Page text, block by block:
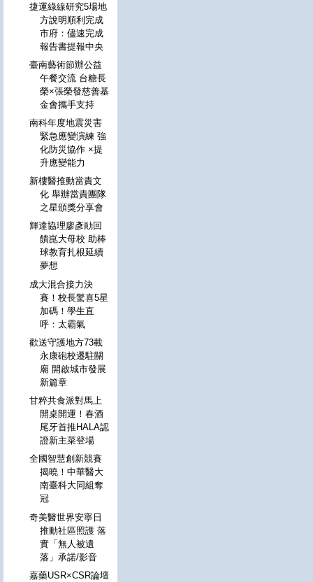
捷運綠線研究5場地
方說明順利完成
市府：儘速完成
報告書提報中央
臺南藝術節辦公益
午餐交流 台糖長
榮×張榮發慈善基
金會攜手支持
南科年度地震災害
緊急應變演練 強
化防災協作 ×提
升應變能力
新樓醫推動當責文
化 舉辦當責團隊
之星頒獎分享會
輝達協理廖彥勛回
饋崑大母校 助棒
球教育扎根延續
夢想
成大混合接力決
賽！校長驚喜5星
加碼！學生直
呼：太霸氣
歡送守護地方73載
永康砲校遷駐關
廟 開啟城市發展
新篇章
甘粹共食派對馬上
開桌開運！春酒
尾牙首推HALA認
證新主菜登場
全國智慧創新競賽
揭曉！中華醫大
南臺科大同組奪
冠
奇美醫世界安寧日
推動社區照護 落
實「無人被遺
落」承諾/影音
嘉藥USR×CSR論壇